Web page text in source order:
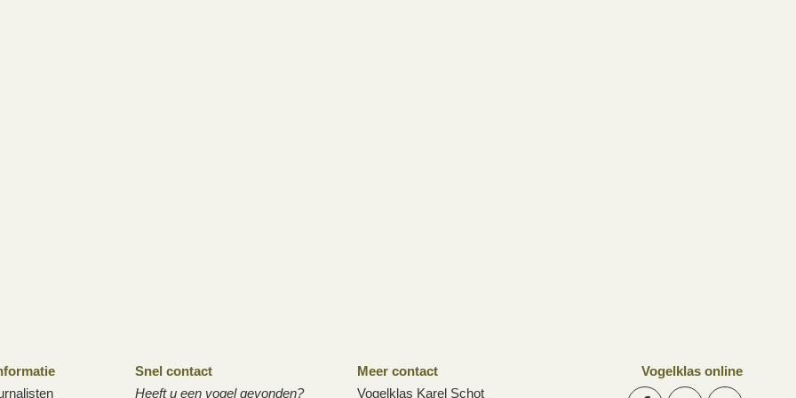
Snel contact
Heeft u een vogel gevonden?
Meer contact
Vogelklas Karel Schot
Vogelklas online